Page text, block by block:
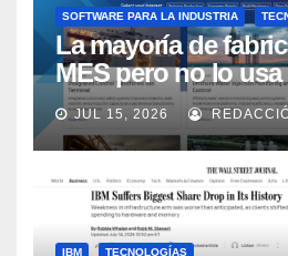
SOFTWARE PARA LA INDUSTRIA
La mayoría de
MES pero no lo usa
adecuadamente,
Automation
JUL 15, 2026
IBM TECNOLOGÍAS